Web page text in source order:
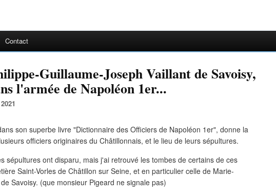
Contact
Guillaume-Joseph Vaillant de Savoisy,
l'armée de Napoléon 1er...
son superbe livre "Dictionnaire des Officiers de Napoléon 1er", donne la
officiers originaires du Châtillonnais, et le lieu de leurs sépultures.
sépultures ont disparu, mais j'ai retrouvé les tombes de certains de ces
Saint-Vorles de Châtillon sur Seine, et en particulier celle de Marie-
Savoisy. (que monsieur Pigeard ne signale pas)